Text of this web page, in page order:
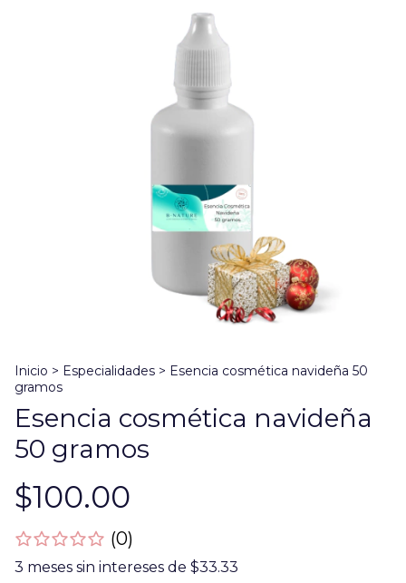
Inicio > Especialidades > Esencia cosmética navideña 50
gramos
Esencia cosmética navideña
50 gramos
$100.00
(0)
3 meses sin intereses de $33.33